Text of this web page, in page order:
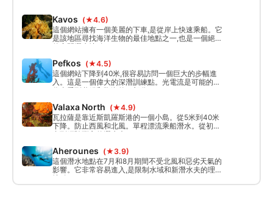
Kavos (★4.6)
這個網站擁有一個美麗的下車,是從岸上快速乘船。它
是該地區尋找海洋生物的最佳地點之一,也是一個絕佳
的夜間潛水地點。
Pefkos (★4.5)
這個網站下降到40米,很容易訪問一個巨大的步幅進
入。這是一個偉大的深潛訓練點。光電流是可能的。
你會看到舊錨和陶瓷的一部分。
Valaxa North (★4.9)
瓦拉薩是靠近斯凱羅斯港的一個小島。從5米到40米
下降。防止西風和北風。單程漂流乘船潛水。從初學
者到經驗豐富的潛水夫。
Aherounes (★3.9)
這個潛水地點在7月和8月期間不受北風和惡劣天氣的
影響。它非常容易進入,是限制水域和新潛水夫的理想
地點。